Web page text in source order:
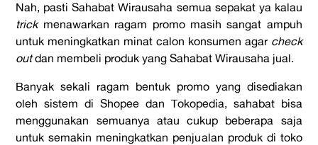
Nah, pasti Sahabat Wirausaha semua sepakat ya kalau
trick menawarkan ragam promo masih sangat ampuh
untuk meningkatkan minat calon konsumen agarcheck
outdan membeli produk yang Sahabat Wirausaha jual.
Banyak sekali ragam bentuk promo yang disediakan
oleh sistem di Shopee dan Tokopedia, sahabat bisa
menggunakan semuanya atau cukup beberapa saja
untuk semakin meningkatkan penjualan produk di toko